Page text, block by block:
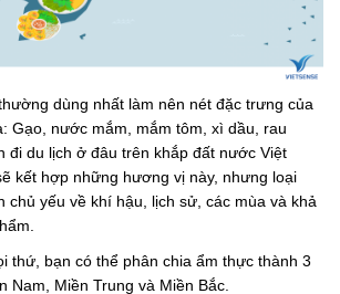
dùng nhất làm nên nét đặc trưng của
Gạo, nước mắm, mắm tôm, xì dầu, rau
đi du lịch ở đâu trên khắp đất nước Việt
kết hợp những hương vị này, nhưng loại
chủ yếu về khí hậu, lịch sử, các mùa và khả
thứ, bạn có thể phân chia ẩm thực thành 3
Nam, Miền Trung và Miền Bắc.